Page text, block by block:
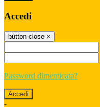
Accedi
button close ×
Password dimenticata?
-